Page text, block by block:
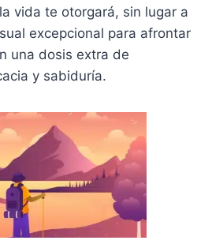
vida te otorgará, sin lugar a
excepcional para afrontar
una dosis extra de
y sabiduría.